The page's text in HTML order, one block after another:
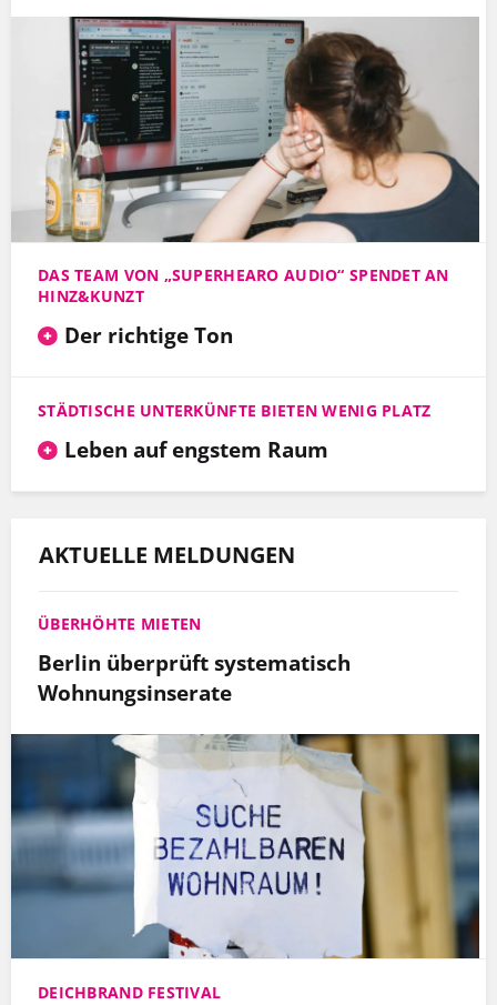
DAS TEAM VON „SUPERHEARO AUDIO“ SPENDET AN
HINZ&KUNZT
Der richtige Ton
STÄDTISCHE UNTERKÜNFTE BIETEN WENIG PLATZ
Leben auf engstem Raum
AKTUELLE MELDUNGEN
ÜBERHÖHTE MIETEN
Berlin überprüft systematisch
Wohnungsinserate
DEICHBRAND FESTIVAL